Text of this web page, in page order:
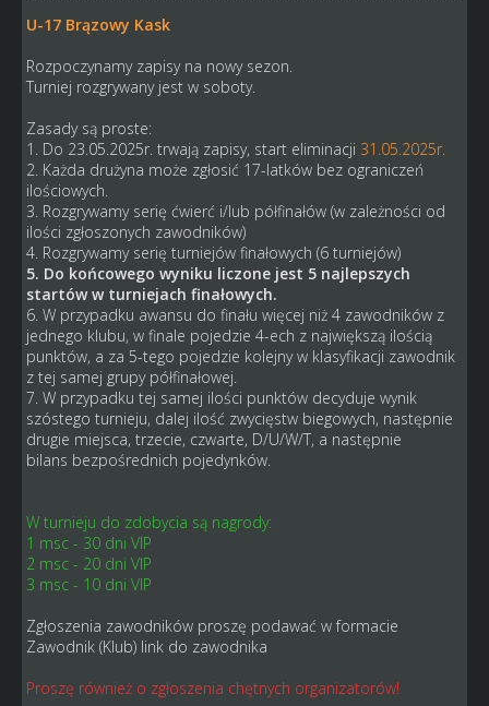
U-17 Brązowy Kask
Rozpoczynamy zapisy na nowy sezon.
Turniej rozgrywany jest w soboty.
Zasady są proste:
1. Do 23.05.2025r. trwają zapisy, start eliminacji 31.05.2025r.
2. Każda drużyna może zgłosić 17-latków bez ograniczeń
ilościowych.
3. Rozgrywamy serię ćwierć i/lub półfinałów (w zależności od
ilości zgłoszonych zawodników)
4. Rozgrywamy serię turniejów finałowych (6 turniejów)
5. Do końcowego wyniku liczone jest 5 najlepszych
startów w turniejach finałowych.
6. W przypadku awansu do finału więcej niż 4 zawodników z
jednego klubu, w finale pojedzie 4-ech z największą ilością
punktów, a za 5-tego pojedzie kolejny w klasyfikacji zawodnik
z tej samej grupy półfinałowej.
7. W przypadku tej samej ilości punktów decyduje wynik
szóstego turnieju, dalej ilość zwycięstw biegowych, następnie
drugie miejsca, trzecie, czwarte, D/U/W/T, a następnie
bilans bezpośrednich pojedynków.
W turnieju do zdobycia są nagrody:
1 msc - 30 dni VIP
2 msc - 20 dni VIP
3 msc - 10 dni VIP
Zgłoszenia zawodników proszę podawać w formacie
Zawodnik (Klub) link do zawodnika
Proszę również o zgłoszenia chętnych organizatorów!